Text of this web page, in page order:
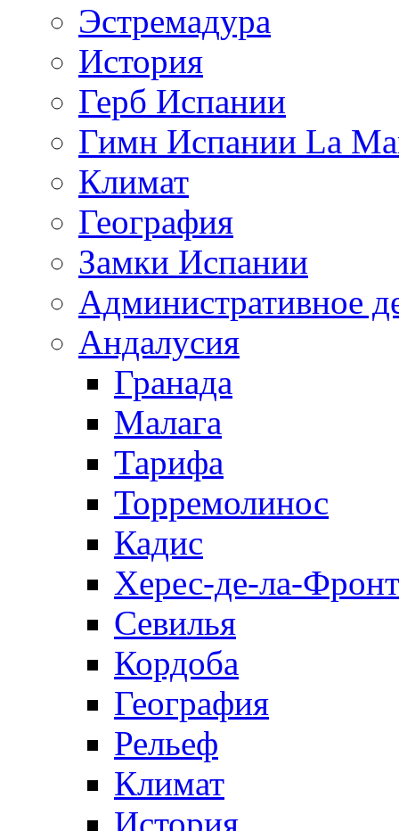
Эстремадура
История
Герб Испании
Гимн Испании La
Климат
География
Замки Испании
Административное
Андалусия
Гранада
Малага
Тарифа
Торремолинос
Кадис
Херес-де-ла-
Севилья
Кордоба
География
Рельеф
Климат
История